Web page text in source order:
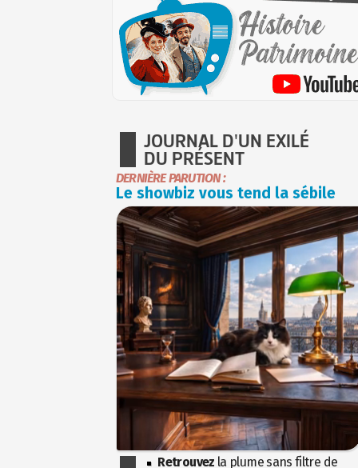
JOURNAL D'UN EXILÉ
DU PRÉSENT
DERNIÈRE PARUTION :
Le showbiz vous tend la sébile
Retrouvez la plume sans filtre de